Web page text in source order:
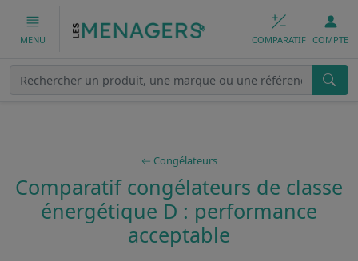
MENU COMPARATIF COMPTE
Congélateurs
Comparatif congélateurs de classe
énergétique D : performance
acceptable